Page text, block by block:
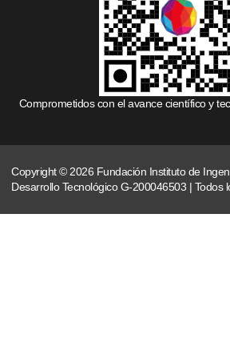
Comprometidos con el avance científico y
Copyright © 2026 Fundación Instituto de
Desarrollo Tecnológico G-200046503 | Todos